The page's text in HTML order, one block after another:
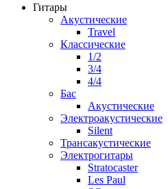
Гитары
Акустические
Travel
Классические
1/2
3/4
4/4
Бас
Акустические
Электроакустические
Silent
Трансакустические
Электрогитары
Stratocaster
Les Paul